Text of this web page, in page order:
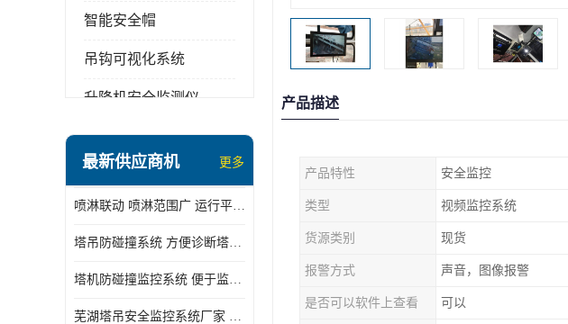
智能安全帽
吊钩可视化系统
升降机安全监测仪
最新供应商机 更多
喷淋联动 喷淋范围广 运行平稳 噪音小
塔吊防碰撞系统 方便诊断塔机状态 自动变焦智能化跟踪
塔机防碰撞监控系统 便于监督和管理 主要应用于塔机的实时监控
芜湖塔吊安全监控系统厂家 外观简洁大方 减少盲吊引发的事故
产品描述
产品特性 安全监控
类型 视频监控系统
货源类别 现货
报警方式 声音，图像报警
是否可以软件上查看 可以